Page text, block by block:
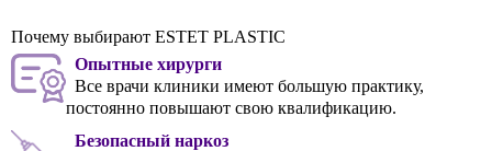
Почему выбирают ESTET PLASTIC
Опытные хирурги
Все врачи клиники имеют большую практику,
постоянно повышают свою квалификацию.
Безопасный наркоз